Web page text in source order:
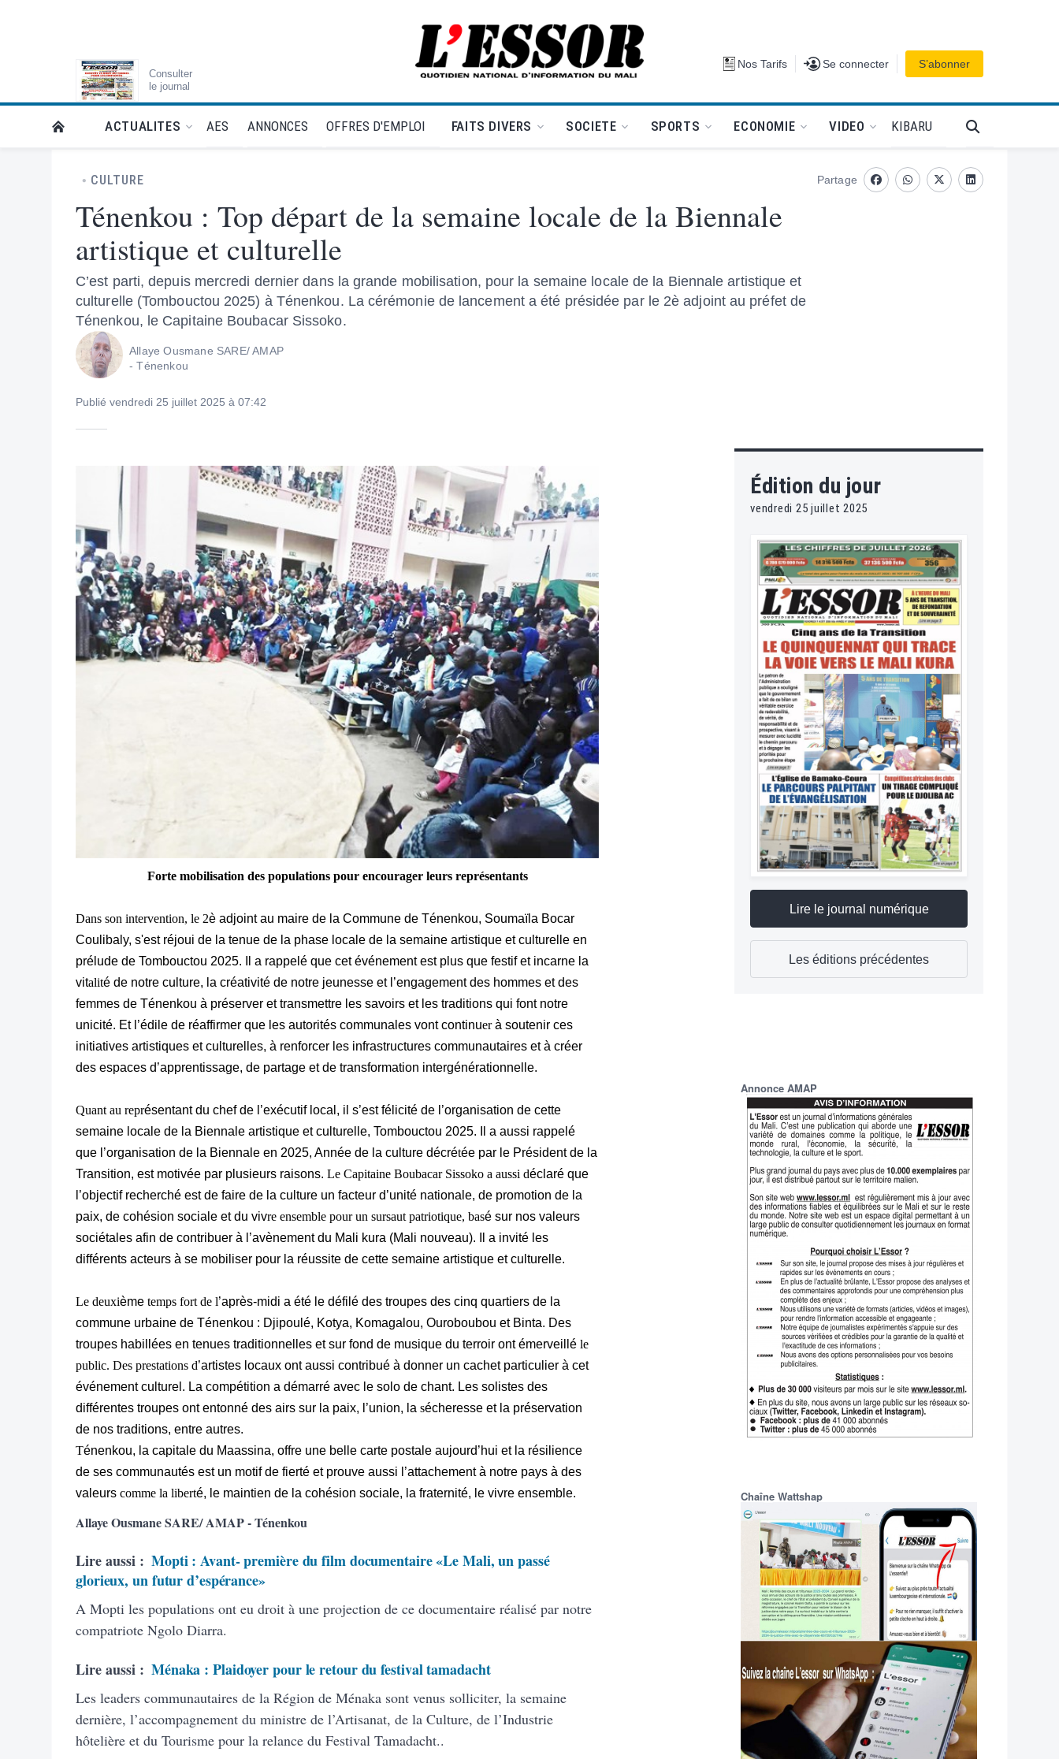
Consulter
le journal
L'Essor - retour à la une Nos Tarifs Se connecter
Se connecter S’abonner
RETOUR À LA PAGE D’ACCUEIL DE L'ESSOR
ACTUALITES AES ANNONCES OFFRES D'EMPLOI FAITS DIVERS SOCIETE SPORTS ECONOMIE VIDEO KIBARU
CULTURE
Ténenkou : Top départ de la semaine locale de la Biennale
artistique et culturelle
C’est parti, depuis mercredi dernier dans la grande mobilisation, pour la semaine locale de la Biennale artistique et
culturelle (Tombouctou 2025) à Ténenkou. La cérémonie de lancement a été présidée par le 2è adjoint au préfet de
Ténenkou, le Capitaine Boubacar Sissoko.
Allaye Ousmane SARE/ AMAP
- Ténenkou
Publié vendredi 25 juillet 2025 à 07:42
Partage
FacebookwhatsappTwitterLinkedin
Forte mobilisation des populations pour encourager leurs représentants
Dans son intervention, le 2è adjoint au maire de la Commune de Ténenkou, Soumaïla Bocar
Coulibaly, s'est réjoui de la tenue de la phase locale de la semaine artistique et culturelle en
prélude de Tombouctou 2025. Il a rappelé que cet événement est plus que festif et incarne la
vitalité de notre culture, la créativité de notre jeunesse et l’engagement des hommes et des
femmes de Ténenkou à préserver et transmettre les savoirs et les traditions qui font notre
unicité. Et l’édile de réaffirmer que les autorités communales vont continuerà soutenir ces
initiatives artistiques et culturelles, à renforcer les infrastructures communautaires et à créer
des espaces d’apprentissage, de partage et de transformation intergénérationnelle.
Quant au représentant du chef de l’exécutif local, il s’est félicité de l’organisation de cette
semaine locale de la Biennale artistique et culturelle, Tombouctou 2025. Il a aussi rappelé
que l’organisation de la Biennale en 2025, Année de la culture décrétée par le Président de la
Transition, est motivée par plusieurs raisons. Le Capitaine Boubacar Sissoko a aussi déclaré que
l’objectif recherché est de faire de la culture un facteur d’unité nationale, de promotion de la
paix, de cohésion sociale et du vivre ensemble pour un sursaut patriotique, basé sur nos valeurs
sociétales afin de contribuer à l’avènement du Mali kura (Mali nouveau). Il a invité les
différents acteurs à se mobiliser pour la réussite de cette semaine artistique et culturelle.
Le deuxième temps fort de l’après-midi a été le défilé des troupes des cinq quartiers de la
commune urbaine de Ténenkou : Djipoulé, Kotya, Komagalou, Ouroboubou et Binta. Des
troupes habillées en tenues traditionnelles et sur fond de musique du terroir ont émerveillé le
public. Des prestations d’artistes locaux ont aussi contribué à donner un cachet particulier à cet
événement culturel. La compétition a démarré avec le solo de chant. Les solistes des
différentes troupes ont entonné des airs sur la paix, l’union, la sécheresse et la préservation
de nos traditions, entre autres.
Ténenkou, la capitale du Maassina, offre une belle carte postale aujourd’hui et la résilience
de ses communautés est un motif de fierté et prouve aussi l’attachement à notre pays à des
valeurs comme la liberté, le maintien de la cohésion sociale, la fraternité, le vivre ensemble.
Allaye Ousmane SARE/ AMAP - Ténenkou
Lire aussi : Mopti : Avant- première du film documentaire «Le Mali, un passé
glorieux, un futur d’espérance»
A Mopti les populations ont eu droit à une projection de ce documentaire réalisé par notre
compatriote Ngolo Diarra.
Lire aussi : Ménaka : Plaidoyer pour le retour du festival tamadacht
Les leaders communautaires de la Région de Ménaka sont venus solliciter, la semaine
dernière, l’accompagnement du ministre de l’Artisanat, de la Culture, de l’Industrie
hôtelière et du Tourisme pour la relance du Festival Tamadacht..
Édition du jour
vendredi 25 juillet 2025
Lire le journal numérique
Les éditions précédentes
Annonce AMAP
Chaîne Wattshap